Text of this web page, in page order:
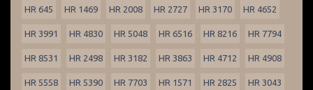
HR 645 HR 1469 HR 2008 HR 2727 HR 3170 HR 4652
HR 3991 HR 4830 HR 5048 HR 6516 HR 8216 HR 7794
HR 8531 HR 2498 HR 3182 HR 3863 HR 4712 HR 4908
HR 5558 HR 5390 HR 7703 HR 1571 HR 2825 HR 3043